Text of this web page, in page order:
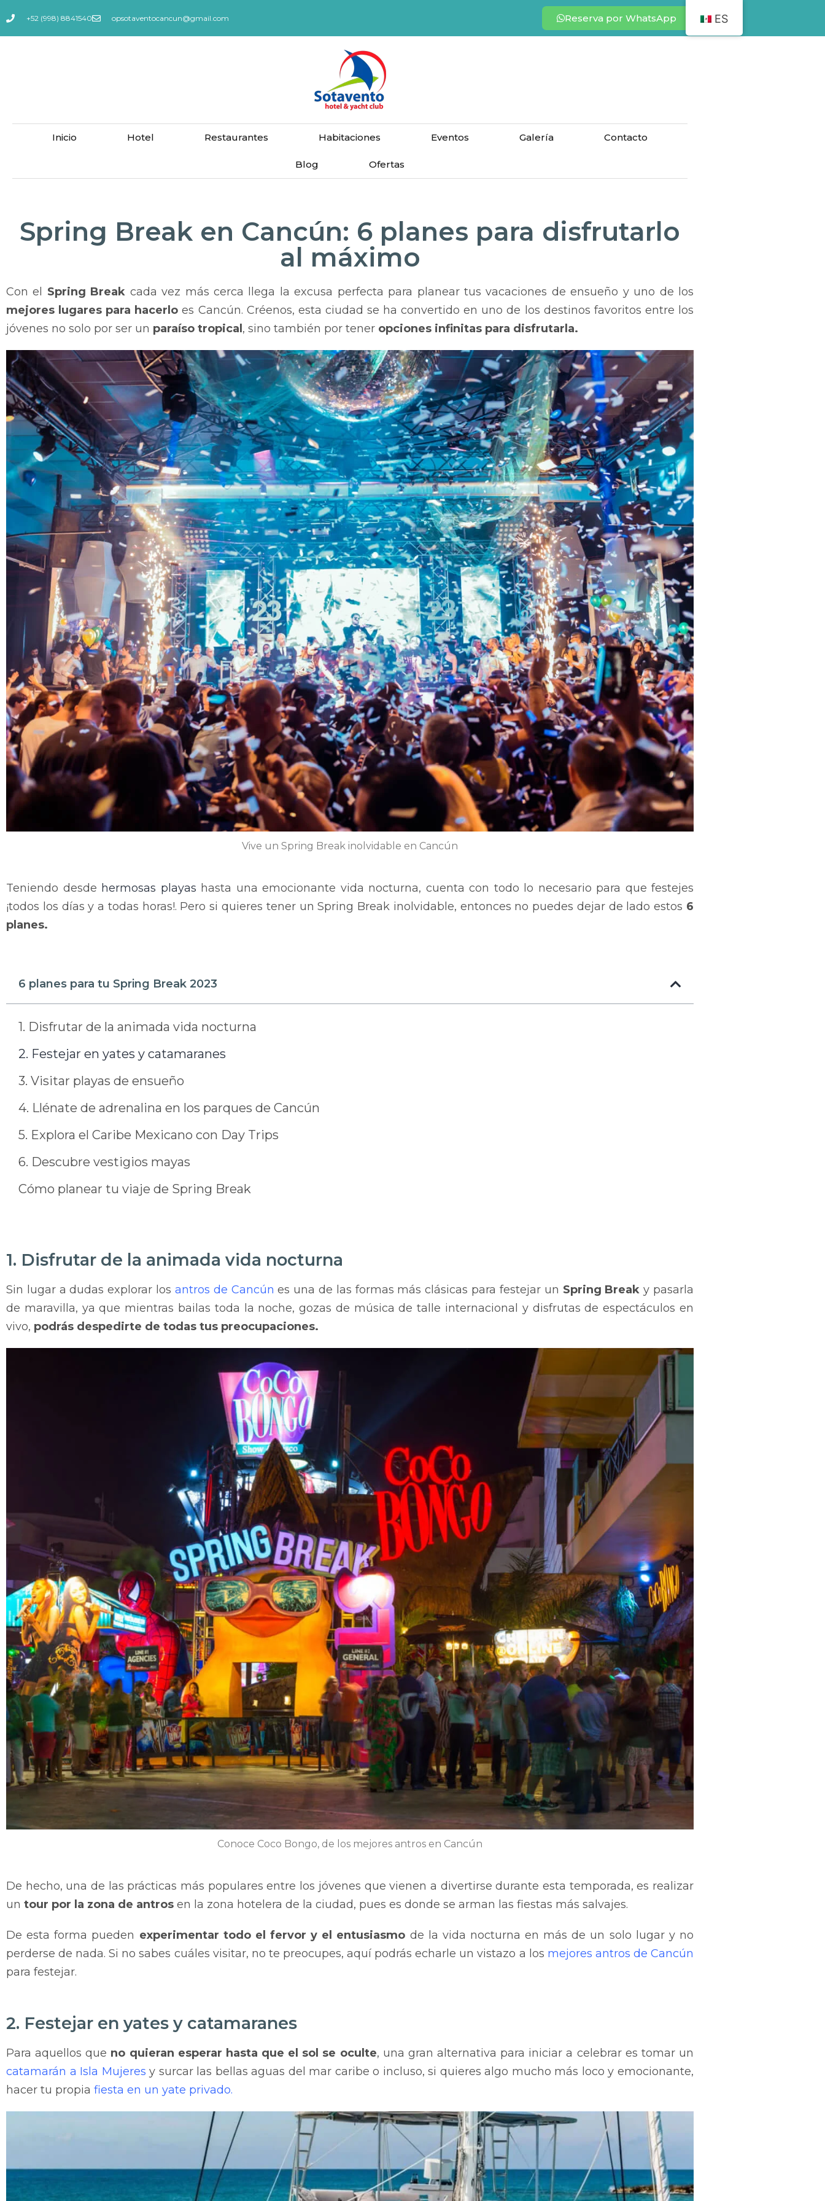
+52 (998) 8841540 opsotaventocancun@gmail.com Reserva por WhatsApp
Inicio Hotel Restaurantes Habitaciones Eventos Galería Contacto
Blog Ofertas
Spring Break en Cancún: 6 planes para disfrutarlo
al máximo
Con el Spring Break cada vez más cerca llega la excusa perfecta para planear tus vacaciones de ensueño y uno de los
mejores lugares para hacerlo es Cancún. Créenos, esta ciudad se ha convertido en uno de los destinos favoritos entre los
jóvenes no solo por ser un paraíso tropical , sino también por tener opciones infinitas para disfrutarla.
Vive un Spring Break inolvidable en Cancún
Teniendo desde hermosas playas hasta una emocionante vida nocturna, cuenta con todo lo necesario para que festejes
¡todos los días y a todas horas!. Pero si quieres tener un Spring Break inolvidable, entonces no puedes dejar de lado estos 6
planes.
6 planes para tu Spring Break 2023
1. Disfrutar de la animada vida nocturna
2. Festejar en yates y catamaranes
3. Visitar playas de ensueño
4. Llénate de adrenalina en los parques de Cancún
5. Explora el Caribe Mexicano con Day Trips
6. Descubre vestigios mayas
Cómo planear tu viaje de Spring Break
1. Disfrutar de la animada vida nocturna
Sin lugar a dudas explorar los antros de Cancún es una de las formas más clásicas para festejar un Spring Break y pasarla
de maravilla, ya que mientras bailas toda la noche, gozas de música de talle internacional y disfrutas de espectáculos en
vivo, podrás despedirte de todas tus preocupaciones.
Conoce Coco Bongo, de los mejores antros en Cancún
De hecho, una de las prácticas más populares entre los jóvenes que vienen a divertirse durante esta temporada, es realizar
un tour por la zona de antros en la zona hotelera de la ciudad, pues es donde se arman las fiestas más salvajes.
De esta forma pueden experimentar todo el fervor y el entusiasmo de la vida nocturna en más de un solo lugar y no
perderse de nada. Si no sabes cuáles visitar, no te preocupes, aquí podrás echarle un vistazo a los mejores antros de Cancún
para festejar.
2. Festejar en yates y catamaranes
Para aquellos que no quieran esperar hasta que el sol se oculte, una gran alternativa para iniciar a celebrar es tomar un
catamarán a Isla Mujeres y surcar las bellas aguas del mar caribe o incluso, si quieres algo mucho más loco y emocionante,
hacer tu propia fiesta en un yate privado.
ES